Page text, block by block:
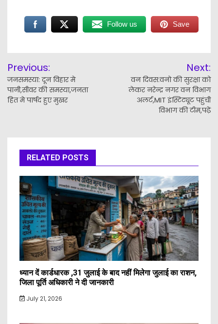
Follow us Save
navigation
Previous:
जनसमस्या: दून विहार मे
पानी,सीवर की समस्या,जनता
हित मे पार्षद हुए मुखर
Next:
वन दिवस:वनो की सुरक्षा को
लेकर नरेन्द्र नगर वन विभाग
अलर्ट,MIT इंस्टिट्यूट पहुंची
विभाग की टीम,पढ़ें
RELATED POSTS
ध्यान दें कार्डधारक ,31 जुलाई के बाद नहीं मिलेगा जुलाई का राशन,
जिला पूर्ति अधिकारी ने दी जानकारी
July 21, 2026